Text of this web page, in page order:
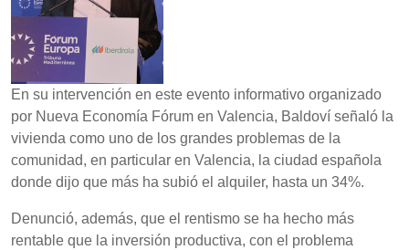
En su intervención en este evento informativo organizado
por Nueva Economía Fórum en Valencia, Baldoví señaló la
vivienda como uno de los grandes problemas de la
comunidad, en particular en Valencia, la ciudad española
donde dijo que más ha subió el alquiler, hasta un 34%.
Denunció, además, que el rentismo se ha hecho más
rentable que la inversión productiva, con el problema